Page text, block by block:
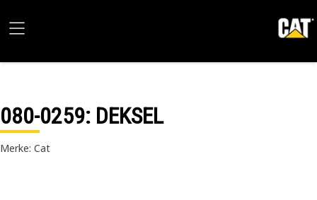
080-0259: DEKSEL
Merke: Cat